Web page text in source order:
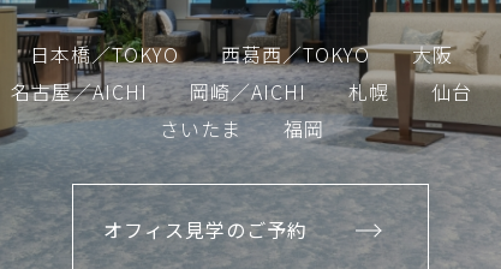
日本橋／TOKYO 西葛西／TOKYO
大阪
名古屋／AICHI
岡崎／AICHI 札幌
仙台
さいたま
福岡
オフィス見学のご予約